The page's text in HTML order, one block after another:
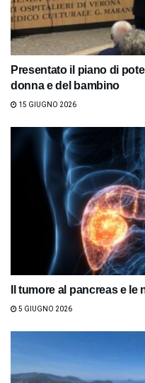
Presentato il piano di
donna e del bambino
15 GIUGNO 2026
Il tumore al pancreas e
5 GIUGNO 2026